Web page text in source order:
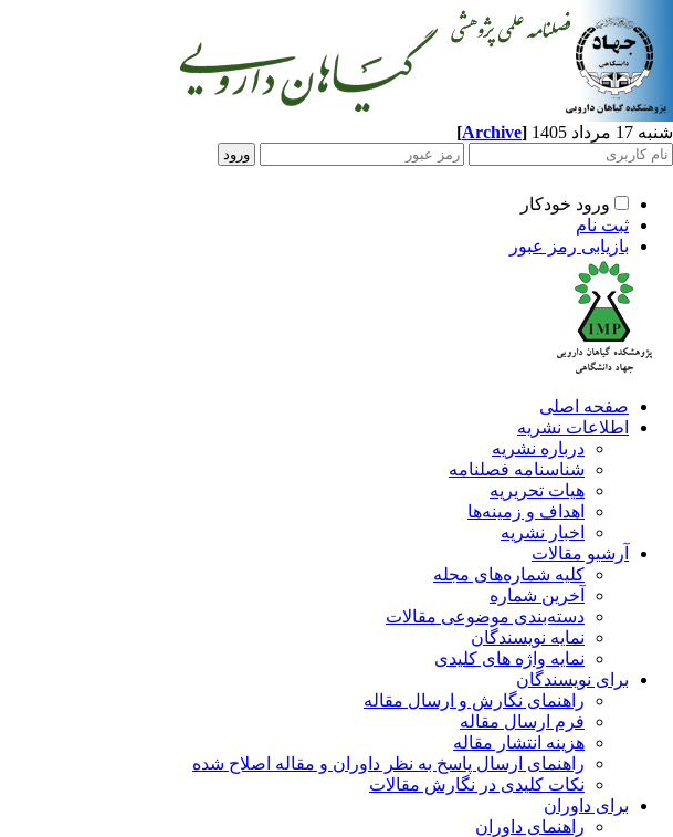
شنبه 17 مرداد 1405 [Archive]
ورود خودکار
ثبت نام
بازیابی رمز عبور
صفحه اصلی
اطلاعات نشریه
درباره نشریه
شناسنامه فصلنامه
هیات تحریریه
اهداف و زمینه‌ها
اخبار نشریه
آرشیو مقالات
کلیه شماره‌های مجله
آخرین شماره
دسته‌بندی موضوعی مقالات
نمایه نویسندگان
نمایه واژه های کلیدی
برای نویسندگان
راهنمای نگارش و ارسال مقاله
فرم ارسال مقاله
هزینه انتشار مقاله
راهنمای ارسال پاسخ به نظر داوران و مقاله اصلاح شده
نکات کلیدی در نگارش مقالات
برای داوران
راهنمای داوران